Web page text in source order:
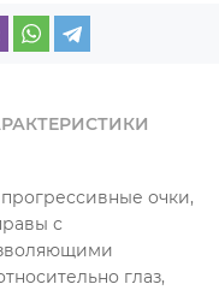
очки,
с
глаз,